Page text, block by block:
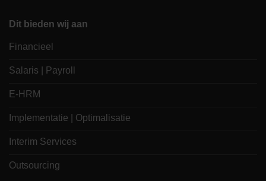
Dit bieden wij aan
Financieel
Salaris | Payroll
E-HRM
Implementatie | Optimalisatie
Interim Services
Outsourcing